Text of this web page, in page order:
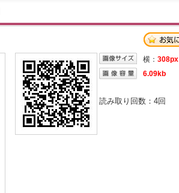
横： 308px
6.09kb
読み取り回数： 4回